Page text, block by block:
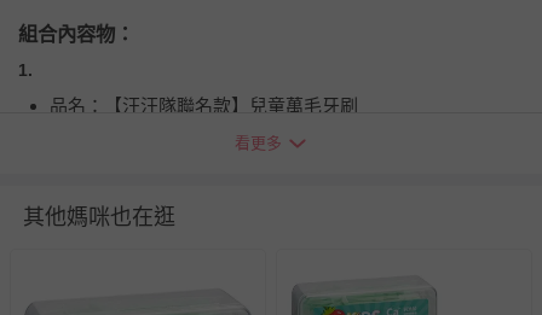
組合內容物：
1.
品名：【汪汪隊聯名款】兒童萬毛牙刷
適用年齡：3歲以上兒童專用
請在成人/家長監護下使用，以確保安全
看更多
其他媽咪也在逛